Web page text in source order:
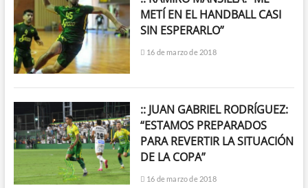
METÍ EN EL HANDBALL CASI
SIN ESPERARLO”
16 de marzo de 2018
:: JUAN GABRIEL RODRÍGUEZ:
“ESTAMOS PREPARADOS
PARA REVERTIR LA SITUACIÓN
DE LA COPA”
16 de marzo de 2018